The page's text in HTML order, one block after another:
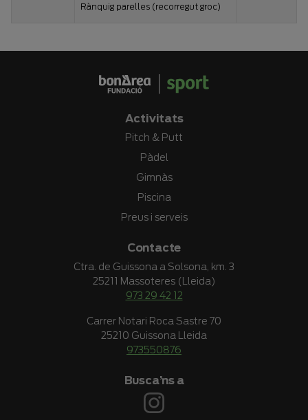
Rànquig parelles (recorregut groc)
Activitats
Pitch & Putt
Pàdel
Gimnàs
Piscina
Preus i serveis
Contacte
Ctra. de Guissona a Solsona, km. 3
25211 Massoteres (Lleida)
973 29 42 12
Carrer Notari Roca Sastre 70
25210 Guissona Lleida
973550876
Busca’ns a